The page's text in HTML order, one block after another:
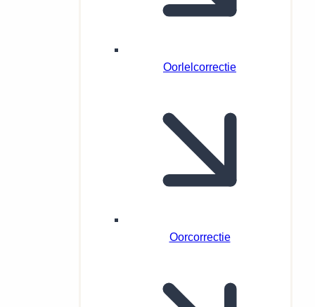
Oorlelcorrectie
Oorcorrectie